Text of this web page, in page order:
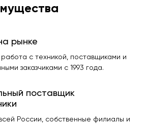
рынке
с техникой, поставщиками и
заказчиками с 1993 года.
поставщик
России, собственные филиалы и